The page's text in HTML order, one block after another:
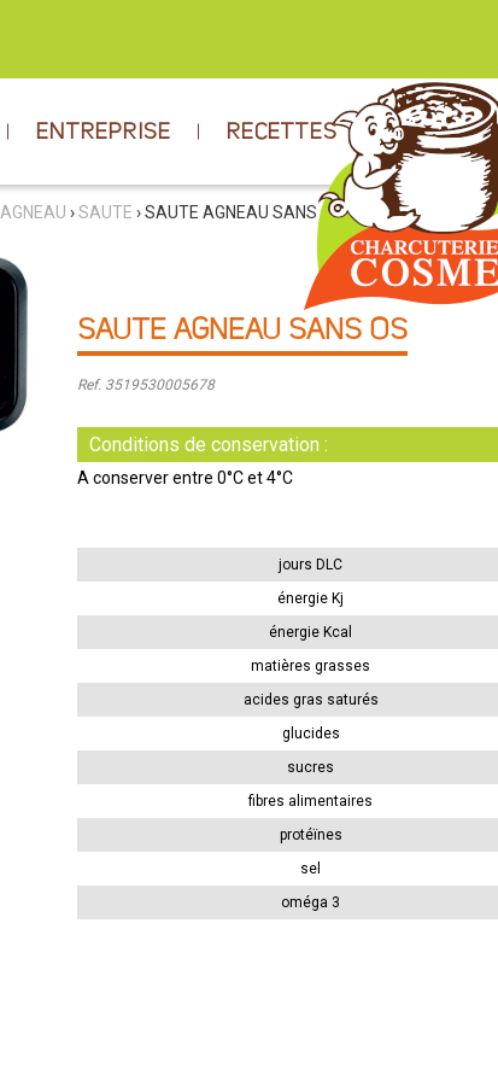
ENTREPRISE RECETTES
AGNEAU ›SAUTE › SAUTE AGNEAU SANS OS
SAUTE AGNEAU SANS OS
Ref. 3519530005678
Conditions de conservation :
A conserver entre 0°C et 4°C
jours DLC
énergie Kj
énergie Kcal
matières grasses
acides gras saturés
glucides
sucres
fibres alimentaires
protéïnes
sel
oméga 3